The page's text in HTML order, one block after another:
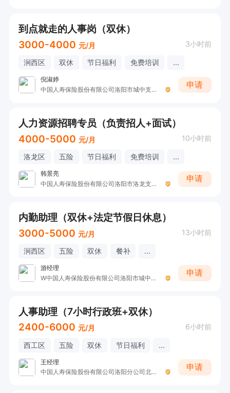
到点就走的人事岗（双休）
3000-4000 元/月 3小时前
涧西区 双休 节日福利 免费培训 ...
倪淑婷
中国人寿保险股份有限公司洛阳市城中支公司（收展三部）
申请
人力资源招聘专员（负责招人+面试）
4000-5000 元/月 10小时前
洛龙区 五险 节日福利 免费培训 ...
韩景亮
中国人寿保险股份有限公司洛阳市洛龙支公司收展五部
申请
内勤助理（双休+法定节假日休息）
3000-5000 元/月 13小时前
涧西区 五险 双休 餐补 ...
游经理
W中国人寿保险股份有限公司洛阳市城中支公司
申请
人事助理（7小时行政班+双休）
2400-6000 元/月 6小时前
西工区 五险 双休 节日福利 ...
王经理
中国人寿保险股份有限公司洛阳分公司北区营销服务部非凡职场
申请